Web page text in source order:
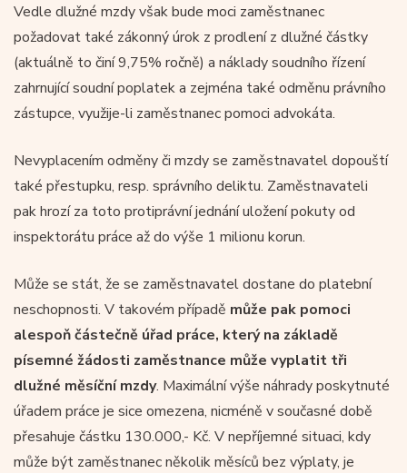
Vedle dlužné mzdy však bude moci zaměstnanec
požadovat také zákonný úrok z prodlení z dlužné částky
(aktuálně to činí 9,75% ročně) a náklady soudního řízení
zahrnující soudní poplatek a zejména také odměnu právního
zástupce, využije-li zaměstnanec pomoci advokáta.
Nevyplacením odměny či mzdy se zaměstnavatel dopouští
také přestupku, resp. správního deliktu. Zaměstnavateli
pak hrozí za toto protiprávní jednání uložení pokuty od
inspektorátu práce až do výše 1 milionu korun.
Může se stát, že se zaměstnavatel dostane do platební
neschopnosti. V takovém případě může pak pomoci
alespoň částečně úřad práce, který na základě
písemné žádosti zaměstnance může vyplatit tři
dlužné měsíční mzdy. Maximální výše náhrady poskytnuté
úřadem práce je sice omezena, nicméně v současné době
přesahuje částku 130.000,- Kč. V nepříjemné situaci, kdy
může být zaměstnanec několik měsíců bez výplaty, je